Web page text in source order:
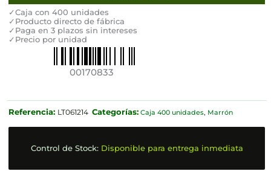
✓Caja con 400 unidades
✓Producto directo de fábrica
✓Paga en 3 plazos sin intereses
✓Precio por unidad
00170833
Referencia: LT061214 Categorías: Caja 400 unidades, Marrón
Control de Stock: Disponible para entrega inmediata